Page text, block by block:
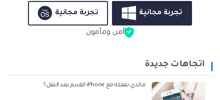
تجربة مجانية تجربة مجانية
آمن ومأمون
اتجاهات جديدة
مالذي تفعله مع iPhone القديم بعد النقل؟